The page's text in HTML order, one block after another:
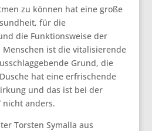
zu können hat eine große
für die
die Funktionsweise der
Menschen ist die vitalisierende
Grund, die
hat eine erfrischende
und das ist bei der
nicht anders.
Torsten Symalla aus